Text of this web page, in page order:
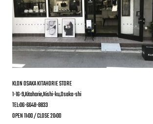
KLON OSAKA KITAHORIE STORE
1-16-9,Kitahorie,Nishi-ku,Osaka-shi
TEL:06-6648-8833
OPEN 11:00 / CLOSE 20:00